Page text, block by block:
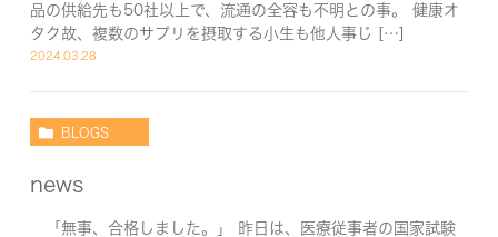
品の供給先も50社以上で、流通の全容も不明との事。 健康オ
タク故、複数のサプリを摂取する小生も他人事じ […]
2024.03.28
BLOGS
news
「無事、合格しました。」 昨日は、医療従事者の国家試験